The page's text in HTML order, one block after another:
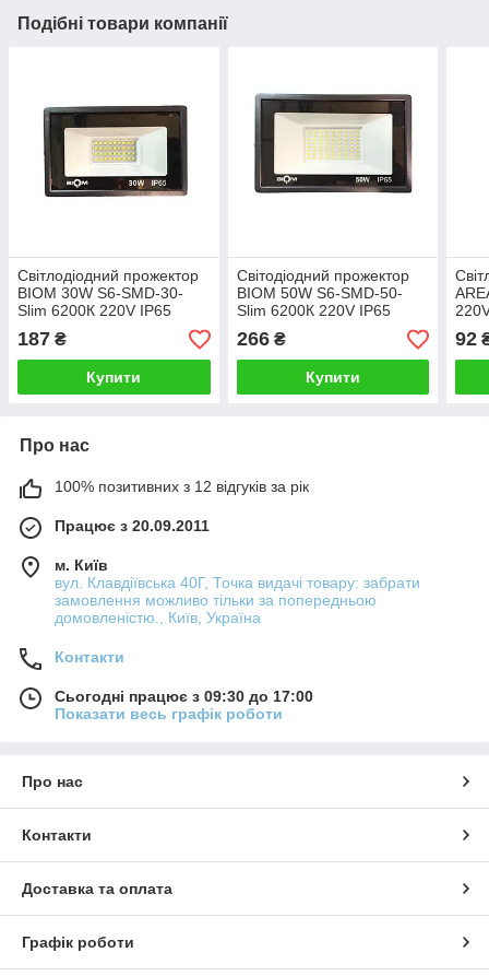
Подібні товари компанії
Світлодіодний прожектор
BIOM 30W S6-SMD-30-
Slim 6200К 220V IP65
187 ₴
Купити
Світодіодний прожектор
BIOM 50W S6-SMD-50-
Slim 6200К 220V IP65
266₴
Купити
92
Про нас
100% позитивних з 12 відгуків за рік
Працює з 20.09.2011
м. Київ
вул. Клавдіївська 40Г, Точка видачі товару: забрати
замовлення можливо тільки за попередньою
домовленістю., Київ, Україна
Контакти
Сьогодні працює з 09:30 до 17:00
Показати весь графік роботи
Про нас
Контакти
Доставка та оплата
Графік роботи